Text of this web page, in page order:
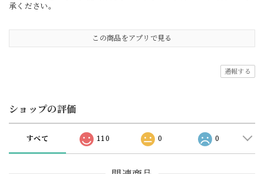
承ください。
この商品をアプリで見る
通報する
ショップの評価
すべて 110 0 0